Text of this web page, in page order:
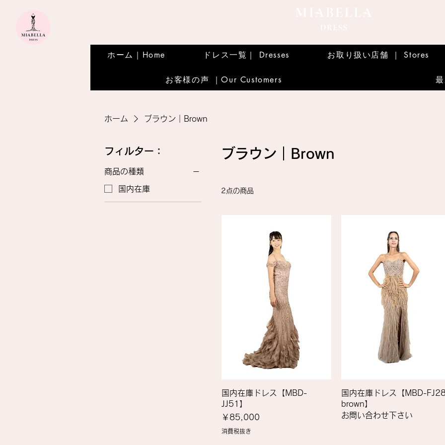
ホーム｜Home ドレス一覧｜ Dresses お取り扱い店舗 ｜ Stores
お客様の声 ｜Our Customers
ホーム ブラウン｜Brown
フィルター：
商品の種類
国内在庫
ブラウン｜Brown
2点の商品
国内在庫ドレス【MBD-
JJ51】
価格
￥85,000
消費税抜き
国内在庫ドレス【MBD-
brown】
お問い合わせ下さい